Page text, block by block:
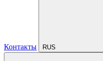
Контакты RUS